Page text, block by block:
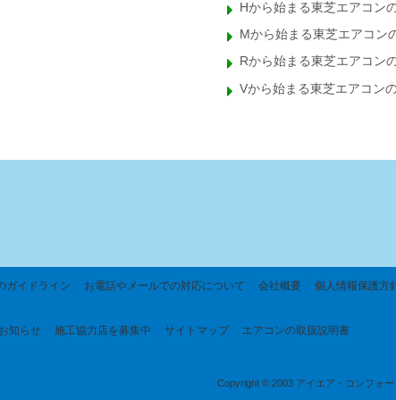
Hから始まる東芝エアコン
Mから始まる東芝エアコン
Rから始まる東芝エアコン
Vから始まる東芝エアコン
ガイドライン お電話やメールでの対応について 会社概要 個人情報保護方
知らせ 施工協力店を募集中 サイトマップ エアコンの取扱説明書
Copyright © 2003 アイエア・コンフォー